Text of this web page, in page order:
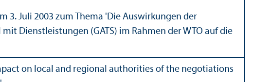
3. Juli 2003 zum Thema 'Die Auswirkungen der
Dienstleistungen (GATS) im Rahmen der WTO auf die
on local and regional authorities of the negotiations